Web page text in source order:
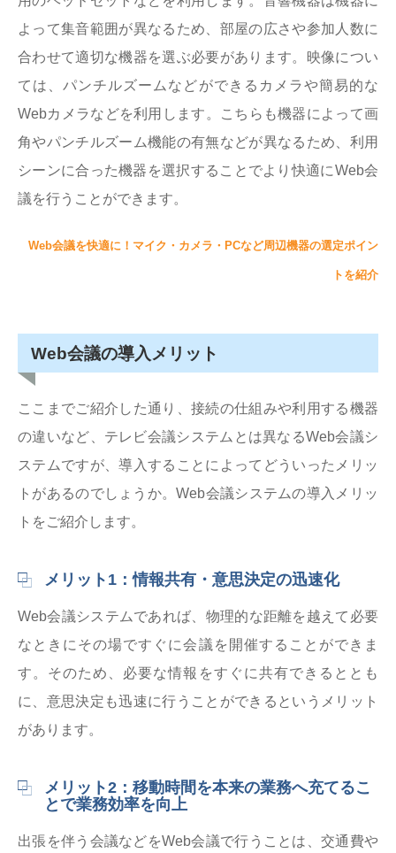
よって集音範囲が異なるため、部屋の広さや参加人数に
合わせて適切な機器を選ぶ必要があります。映像につい
ては、パンチルズームなどができるカメラや簡易的な
Webカメラなどを利用します。こちらも機器によって画
角やパンチルズーム機能の有無などが異なるため、利用
シーンに合った機器を選択することでより快適にWeb会
議を行うことができます。
Web会議を快適に！マイク・カメラ・PCなど周辺機器の選定ポイン
トを紹介
Web会議の導入メリット
ここまでご紹介した通り、接続の仕組みや利用する機器
の違いなど、テレビ会議システムとは異なるWeb会議シ
ステムですが、導入することによってどういったメリッ
トがあるのでしょうか。Web会議システムの導入メリッ
トをご紹介します。
メリット1：情報共有・意思決定の迅速化
Web会議システムであれば、物理的な距離を越えて必要
なときにその場ですぐに会議を開催することができま
す。そのため、必要な情報をすぐに共有できるととも
に、意思決定も迅速に行うことができるというメリット
があります。
メリット2：移動時間を本来の業務へ充てるこ
とで業務効率を向上
出張を伴う会議などをWeb会議で行うことは、交通費や